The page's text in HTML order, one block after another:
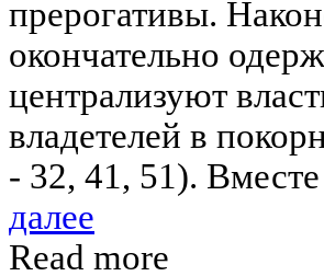
прерогативы.
окончательно
централизуют
владетелей в
- 32, 41, 51).
далее
Read more